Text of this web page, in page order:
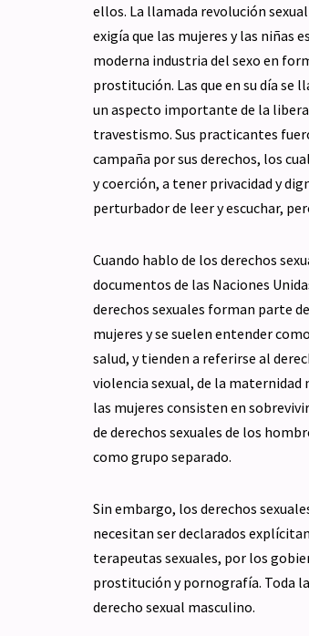
ellos. La llamada revolución
exigía que las mujeres y las niñas
moderna industria del sexo en
prostitución. Las que en su día se
un aspecto importante de la
travestismo. Sus practicantes
campaña por sus derechos, los
y coerción, a tener privacidad y
perturbador de leer y escuchar,
Cuando hablo de los derechos
documentos de las Naciones
derechos sexuales forman parte
mujeres y se suelen entender
salud, y tienden a referirse al
violencia sexual, de la maternidad
las mujeres consisten en
de derechos sexuales de los
como grupo separado.
Sin embargo, los derechos
necesitan ser declarados
terapeutas sexuales, por los
prostitución y pornografía. Toda
derecho sexual masculino.